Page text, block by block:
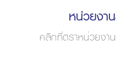
หน่วยงา
คลิกที่ตราหน่วยงา